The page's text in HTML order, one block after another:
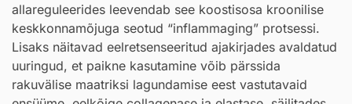
allareguleerides leevendab see koostisosa kroonilise
keskkonnamõjuga seotud “inflammaging” protsessi.
Lisaks näitavad eelretsenseeritud ajakirjades avaldatud
uuringud, et paikne kasutamine võib pärssida
rakuvälise maatriksi lagundamise eest vastutavaid